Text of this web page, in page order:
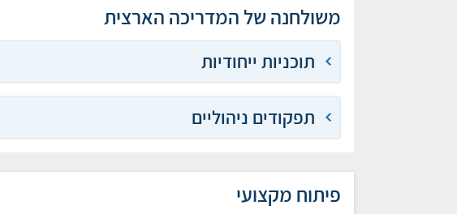
משולחנה של המדריכה הארצית
תוכניות ייחודיות
תפקודים ניהוליים
פיתוח מקצועי